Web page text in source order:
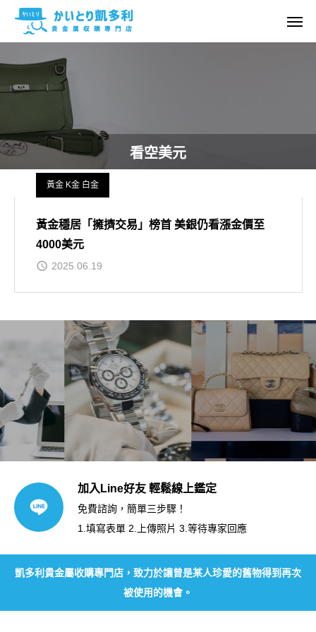
看空美元
黃金 K金 白金
黃金穩居「擁擠交易」榜首 美銀仍看漲金價至
4000美元
2025.06.19
加入Line好友 輕鬆線上鑑定
免費諮詢，簡單三步驟！
1.填寫表單 2.上傳照片 3.等待專家回應
凱多利貴金屬收購專門店，致力於讓曾是某人珍愛的舊物得到再次
被使用的機會。